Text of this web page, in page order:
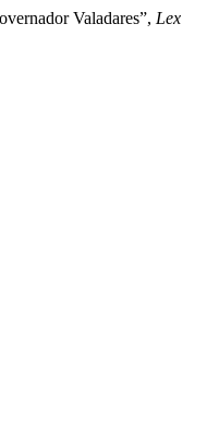
Valadares”, Lex